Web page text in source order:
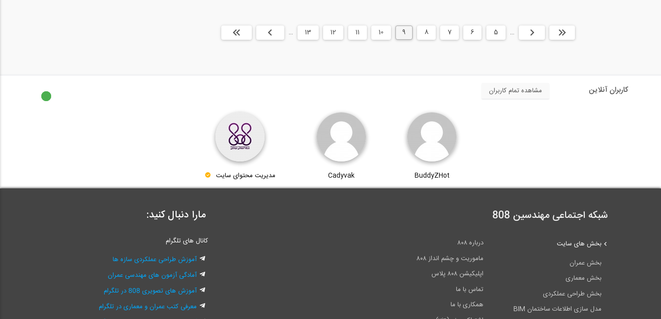
ابتدا قبلی …
5
6
7
8
9
10
11
12
13
… بعدی انتها »
کاربران آنلاین مشاهده تمام کاربران
BuddyZHot
Cadyvak مدیریت محتوای سایت
شبکه اجتماعی مهندسین 808
درباره ۸۰۸
ماموریت و چشم انداز ۸۰۸
اپلیکیشن ۸۰۸ پلاس
تماس با ما
همکاری با ما
بخش های سایت
بخش عمران
بخش معماری
بخش طراحی عملکردی
مدل سازی اطلاعات ساختمان BIM
مارا دنبال کنید:
کانال های تلگرام
آموزش طراحی عملکردی سازه ها
آمادگی آزمون های مهندسی عمران
آموزش های تصویری 808 در تلگرام
معرفی کتب عمران و معماری در تلگرام